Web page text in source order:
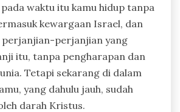
waktu itu kamu hidup tanpa
kewargaan Israel, dan
perjanjian-perjanjian yang
itu, tanpa pengharapan dan
Tetapi sekarang di dalam
yang dahulu jauh, sudah
darah Kristus.